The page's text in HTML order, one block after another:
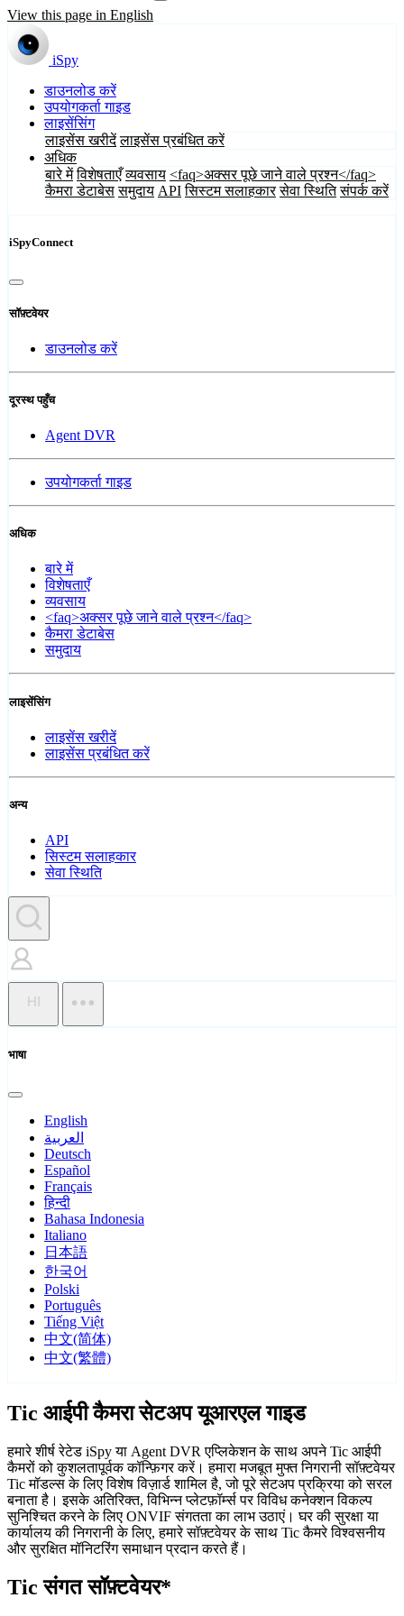
View this page in English
iSpy
डाउनलोड करें
उपयोगकर्ता गाइड
लाइसेंसिंग
लाइसेंस खरीदें लाइसेंस प्रबंधित करें
अधिक
बारे में विशेषताएँ व्यवसाय <faq>अक्सर पूछे जाने वाले प्रश्न</faq>
कैमरा डेटाबेस समुदाय API सिस्टम सलाहकार सेवा स्थिति संपर्क करें
iSpyConnect
सॉफ़्टवेयर
डाउनलोड करें
दूरस्थ पहुँच
Agent DVR
उपयोगकर्ता गाइड
अधिक
बारे में
विशेषताएँ
व्यवसाय
<faq>अक्सर पूछे जाने वाले प्रश्न</faq>
कैमरा डेटाबेस
समुदाय
लाइसेंसिंग
लाइसेंस खरीदें
लाइसेंस प्रबंधित करें
अन्य
API
सिस्टम सलाहकार
सेवा स्थिति
HI
भाषा
English
العربية
Deutsch
Español
Français
हिन्दी
Bahasa Indonesia
Italiano
日本語
한국어
Polski
Português
Tiếng Việt
中文(简体)
中文(繁體)
Tic आईपी कैमरा सेटअप यूआरएल गाइड
हमारे शीर्ष रेटेड iSpy या Agent DVR एप्लिकेशन के साथ अपने Tic आईपी
कैमरों को कुशलतापूर्वक कॉन्फ़िगर करें। हमारा मजबूत मुफ्त निगरानी सॉफ़्टवेयर
Tic मॉडल्स के लिए विशेष विज़ार्ड शामिल है, जो पूरे सेटअप प्रक्रिया को सरल
बनाता है। इसके अतिरिक्त, विभिन्न प्लेटफ़ॉर्म्स पर विविध कनेक्शन विकल्प
सुनिश्चित करने के लिए ONVIF संगतता का लाभ उठाएं। घर की सुरक्षा या
कार्यालय की निगरानी के लिए, हमारे सॉफ़्टवेयर के साथ Tic कैमरे विश्वसनीय
और सुरक्षित मॉनिटरिंग समाधान प्रदान करते हैं।
Tic संगत सॉफ़्टवेयर*